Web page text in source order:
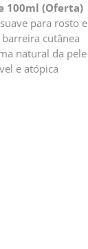
100ml (Oferta)
para rosto
cutânea
natural da pele
e atópica